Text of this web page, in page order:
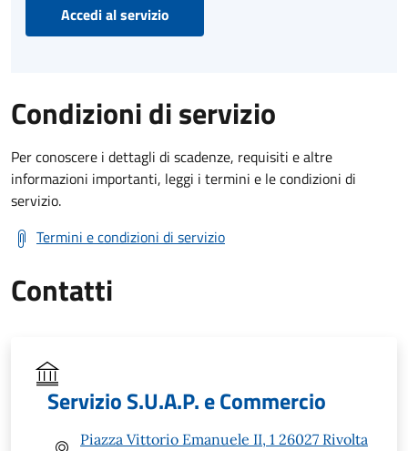
Accedi al servizio
Condizioni di servizio
Per conoscere i dettagli di scadenze, requisiti e altre
informazioni importanti, leggi i termini e le condizioni di
servizio.
Termini e condizioni di servizio
Contatti
Servizio S.U.A.P. e Commercio
Piazza Vittorio Emanuele II, 1 26027 Rivolta